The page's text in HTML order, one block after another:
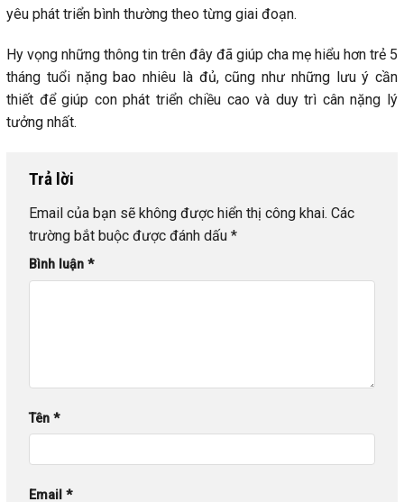
yêu phát triển bình thường theo từng giai đoạn.
Hy vọng những thông tin trên đây đã giúp cha mẹ hiểu hơn trẻ 5
tháng tuổi nặng bao nhiêu là đủ, cũng như những lưu ý cần
thiết để giúp con phát triển chiều cao và duy trì cân nặng lý
tưởng nhất.
Trả lời
Email của bạn sẽ không được hiển thị công khai. Các
trường bắt buộc được đánh dấu *
Bình luận *
Tên *
Email *